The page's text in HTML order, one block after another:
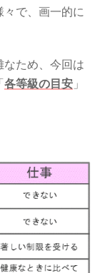
で、画一的に
なため、今回は
各等級の目安 」